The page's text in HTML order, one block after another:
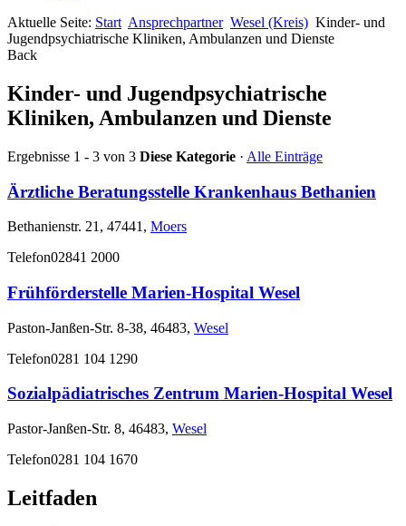
Aktuelle Seite: Start Ansprechpartner Wesel (Kreis) Kinder- und
Jugendpsychiatrische Kliniken, Ambulanzen und Dienste
Back
Kinder- und Jugendpsychiatrische
Kliniken, Ambulanzen und Dienste
Ergebnisse 1 - 3 von 3 Diese Kategorie · Alle Einträge
Ärztliche Beratungsstelle Krankenhaus Bethanien
Bethanienstr. 21, 47441, Moers
Telefon02841 2000
Frühförderstelle Marien-Hospital Wesel
Paston-Janßen-Str. 8-38, 46483, Wesel
Telefon0281 104 1290
Sozialpädiatrisches Zentrum Marien-Hospital Wesel
Pastor-Janßen-Str. 8, 46483, Wesel
Telefon0281 104 1670
Leitfaden